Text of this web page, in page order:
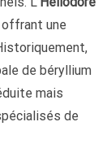
une
de béryllium
mais
de